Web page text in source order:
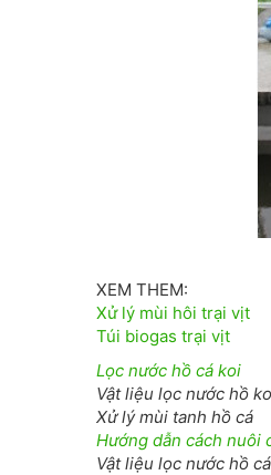
XEM THEM:
Xử lý mùi hôi trại vịt
Túi biogas trại vịt
Lọc nước hồ cá koi
Vật liệu lọc nước hồ
Xử lý mùi tanh hồ cá
Hướng dẫn cách nuôi
Vật liệu lọc nước hồ